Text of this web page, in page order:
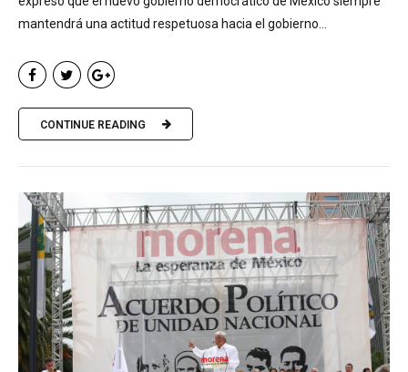
mantendrá una actitud respetuosa hacia el gobierno...
CONTINUE READING